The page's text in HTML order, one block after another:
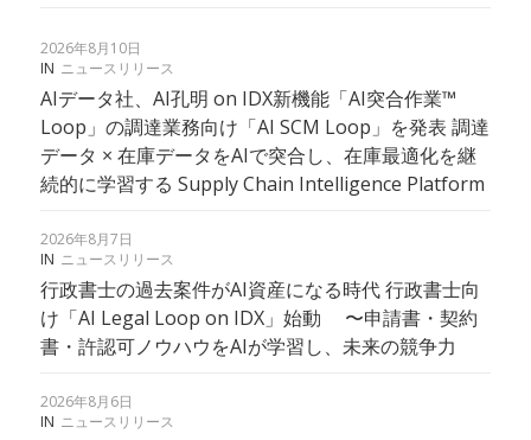
2026年8月10日
IN ニュースリリース
AIデータ社、AI孔明 on IDX新機能「AI突合作業™
Loop」の調達業務向け「AI SCM Loop」を発表 調達
データ × 在庫データをAIで突合し、在庫最適化を継
続的に学習する Supply Chain Intelligence Platform
2026年8月7日
IN ニュースリリース
行政書士の過去案件がAI資産になる時代 行政書士向
け「AI Legal Loop on IDX」始動 〜申請書・契約
書・許認可ノウハウをAIが学習し、未来の競争力
2026年8月6日
IN ニュースリリース